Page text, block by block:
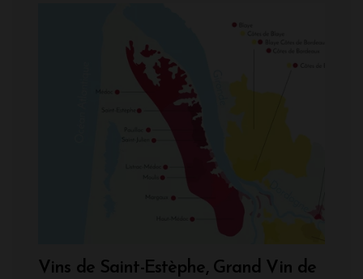
Vins de Saint-Estèphe, Grand Vin de